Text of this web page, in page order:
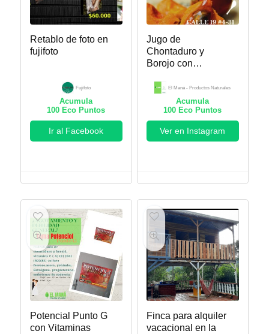
Retablo de foto en
fujifoto
Fujifoto
Acumula
100 Eco Puntos
Ir al Facebook
Jugo de
Chontaduro y
Borojo con
El Maná - Productos Naturales
Acumula
100 Eco Puntos
Ver en Instagram
Potencial Punto G
con Vitaminas
Finca para alquiler
vacacional en la